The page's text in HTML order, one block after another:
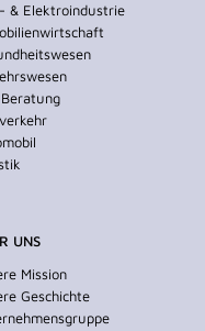
& Elektroindustrie
UNS
Mission
Geschichte